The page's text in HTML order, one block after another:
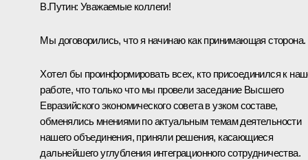
В.Путин: Уважаемые коллеги!
Мы договорились, что я начинаю как принимающая сторона.
Хотел бы проинформировать всех, кто присоединился к
работе, что только что мы провели заседание Высшего
Евразийского экономического совета в узком составе,
обменялись мнениями по актуальным темам деятельности
нашего объединения, приняли решения, касающиеся
дальнейшего углубления интеграционного сотрудничества.